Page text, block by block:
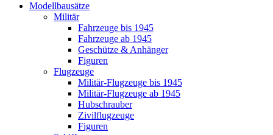
Modellbausätze
Militär
Fahrzeuge bis 1945
Fahrzeuge ab 1945
Geschütze & Anhänger
Figuren
Flugzeuge
Militär-Flugzeuge bis 1945
Militär-Flugzeuge ab 1945
Hubschrauber
Zivilflugzeuge
Figuren